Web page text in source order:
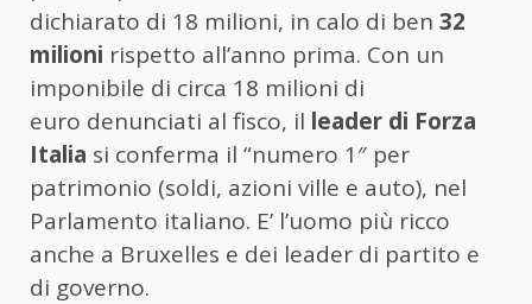
dichiarato di 18 milioni, in calo di ben 32
milioni rispetto all’anno prima. Con un
imponibile di circa 18 milioni di
euro denunciati al fisco, il leader di Forza
Italia si conferma il “numero 1″ per
patrimonio (soldi, azioni ville e auto), nel
Parlamento italiano. E’ l’uomo più ricco
anche a Bruxelles e dei leader di partito e
di governo.